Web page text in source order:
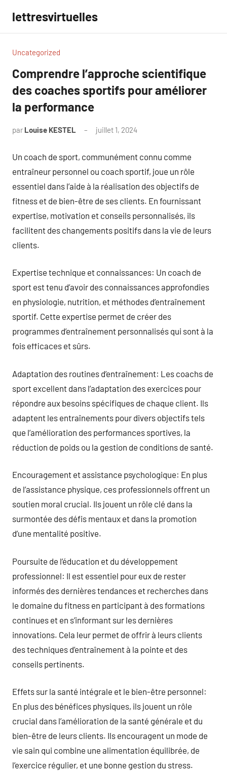
contenu
lettresvirtuelles
Uncategorized
Comprendre l’approche scientifique
des coaches sportifs pour améliorer
la performance
par Louise KESTEL juillet 1, 2024
Un coach de sport, communément connu comme
entraîneur personnel ou coach sportif, joue un rôle
essentiel dans l’aide à la réalisation des objectifs de
fitness et de bien-être de ses clients. En fournissant
expertise, motivation et conseils personnalisés, ils
facilitent des changements positifs dans la vie de leurs
clients.
Expertise technique et connaissances: Un coach de
sport est tenu d’avoir des connaissances approfondies
en physiologie, nutrition, et méthodes d’entraînement
sportif. Cette expertise permet de créer des
programmes d’entraînement personnalisés qui sont à la
fois efficaces et sûrs.
Adaptation des routines d’entraînement: Les coachs de
sport excellent dans l’adaptation des exercices pour
répondre aux besoins spécifiques de chaque client. Ils
adaptent les entraînements pour divers objectifs tels
que l’amélioration des performances sportives, la
réduction de poids ou la gestion de conditions de santé.
Encouragement et assistance psychologique: En plus
de l’assistance physique, ces professionnels offrent un
soutien moral crucial. Ils jouent un rôle clé dans la
surmontée des défis mentaux et dans la promotion
d’une mentalité positive.
Poursuite de l’éducation et du développement
professionnel: Il est essentiel pour eux de rester
informés des dernières tendances et recherches dans
le domaine du fitness en participant à des formations
continues et en s’informant sur les dernières
innovations. Cela leur permet de offrir à leurs clients
des techniques d’entraînement à la pointe et des
conseils pertinents.
Effets sur la santé intégrale et le bien-être personnel:
En plus des bénéfices physiques, ils jouent un rôle
crucial dans l’amélioration de la santé générale et du
bien-être de leurs clients. Ils encouragent un mode de
vie sain qui combine une alimentation équilibrée, de
l’exercice régulier, et une bonne gestion du stress.